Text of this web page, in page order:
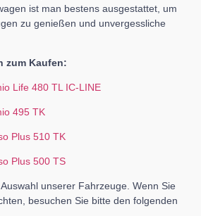
ist man bestens ausgestattet, um
zu genießen und unvergessliche
zum Kaufen:
Life 480 TL IC-LINE
495 TK
Plus 510 TK
Plus 500 TS
unserer Fahrzeuge. Wenn Sie
besuchen Sie bitte den folgenden